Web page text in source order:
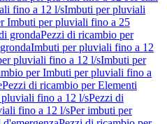
fino a 12 l/sImbuti per pluviali
Imbuti per pluviali fino a 25
grondaPezzi di ricambio per
Imbuti per pluviali fino a 12
pluviali fino a 12 l/sImbuti per
per Imbuti per pluviali fino a
Pezzi di ricambio per Elementi
fino a 12 l/sPezzi di
fino a 12 l/sPer imbuti per